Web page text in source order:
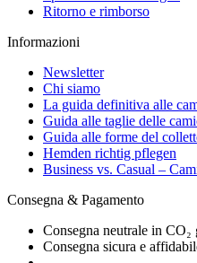
Ritorno e rimborso
Informazioni
Newsletter
Chi siamo
La guida definitiva alle
Guida alle taglie delle
Guida alle forme del
Hemden richtig pflegen
Business vs. Casual –
Consegna & Pagamento
Consegna neutrale in
Consegna sicura e